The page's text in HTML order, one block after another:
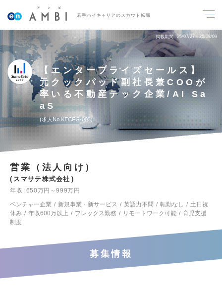
若手ハイキャリアのスカウト転職
掲載期間 26/07/27～26/08/09
【エンタープライズセールス】
元クックパッド副社長兼COOが
率いる不動産テック企業/AI Sa
aS
求人No.KECFG-003
営業（法人向け）
スマサテ株式会社
年収
650万円～999万円
ベンチャー企業
新規事業・新サービス 英語力不問 転勤なし
土日祝
休み
年収600万以上 フレックス勤務 リモートワーク可能
育児支援
制度
募集情報